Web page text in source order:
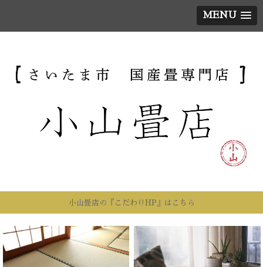
MENU
小山畳店の『こだわりHP』はこちら